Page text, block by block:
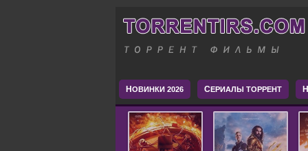
НОВИНКИ 2026 СЕРИАЛЫ ТОРРЕНТ